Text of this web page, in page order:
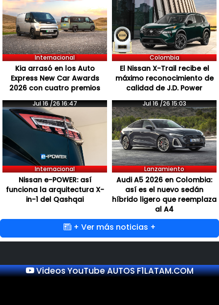
Internacional
Kia arrasó en los Auto
Express New Car Awards
2026 con cuatro premios
Colombia
El Nissan X-Trail recibe el
máximo reconocimiento de
calidad de J.D. Power
Jul 16 /26 16:47
Internacional
Nissan e-POWER: así
funciona la arquitectura X-
in-1 del Qashqai
Jul 16 /26 15:03
Lanzamiento
Audi A5 2026 en Colombia:
así es el nuevo sedán
híbrido ligero que reemplaza
al A4
+ Ver más noticias +
Videos YouTube AUTOS F1LATAM.COM